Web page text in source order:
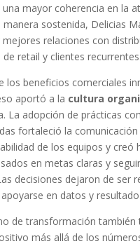
una mayor coherencia en la
manera sostenida, Delicias
mejores relaciones con
retail y clientes recurrentes.
los beneficios comerciales
aportó a la cultura
La adopción de prácticas
fortaleció la
de los equipos y creó
en metas claras y
decisiones dejaron de ser
en datos y
de transformación también
más allá de los